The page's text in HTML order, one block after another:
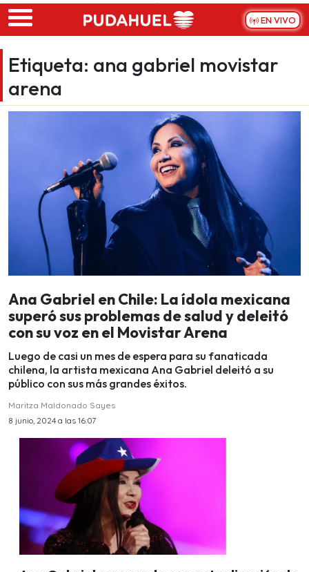
Skip to main content
EN VIVO
Etiqueta: ana gabriel movistar
arena
Ana Gabriel en Chile: La ídola mexicana
superó sus problemas de salud y deleitó
con su voz en el Movistar Arena
Luego de casi un mes de espera para su fanaticada
chilena, la artista mexicana Ana Gabriel deleitó a su
público con sus más grandes éxitos.
Maritza Maldonado Sayes
8 junio, 2024 a las 16:07